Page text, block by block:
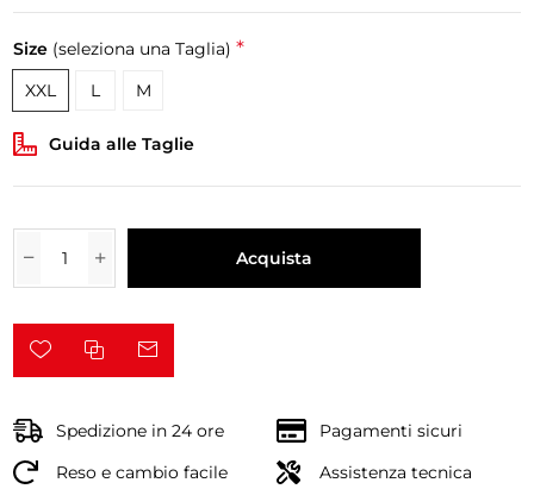
Size (seleziona una Taglia) *
XXL L M
Guida alle Taglie
Acquista
Spedizione in 24 ore
Pagamenti sicuri
Reso e cambio facile
Assistenza tecnica